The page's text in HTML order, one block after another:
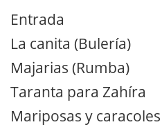
Entrada
La canita (Bulería)
Majarias (Rumba)
Taranta para Zahíra
Mariposas y